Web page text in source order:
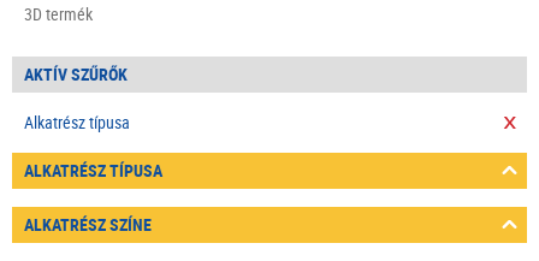
3D termék
AKTÍV SZŰRŐK
Alkatrész típusa
ALKATRÉSZ TÍPUSA
ALKATRÉSZ SZÍNE